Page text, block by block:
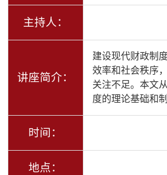
主持人：
讲座简介：
建设现代财政制
效率和社会秩序
关注不足。本文
度的理论基础和
时间：
地点：